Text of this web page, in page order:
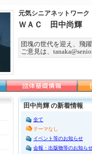
元気シニアネットワーク
ＷＡＣ 田中尚輝
団塊の世代を迎え、飛
ご意見は、
田中尚輝 の新着情報
全て
テーマなし
イベント等のお知らせ
会報・出版物等のお知ら